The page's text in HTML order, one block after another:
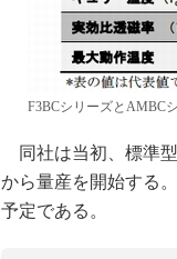
F3BCシリーズとAMBC
同社は当初、標準型
から量産を開始する
予定である。